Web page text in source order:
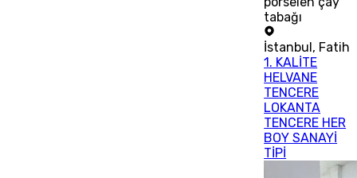
tabağı
İstanbul, Fatih
1. KALİTE
HELVANE
TENCERE
LOKANTA
TENCERE HER
BOY SANAYİ
TİPİ